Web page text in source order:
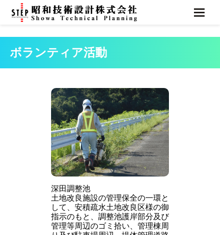
ボランティア活動
深田調整池
土地改良施設の管理保全の一環と
して、安積疏水土地改良区様の御
指示のもと、調整池護岸部分及び
管理等周辺のゴミ拾い、管理棟周